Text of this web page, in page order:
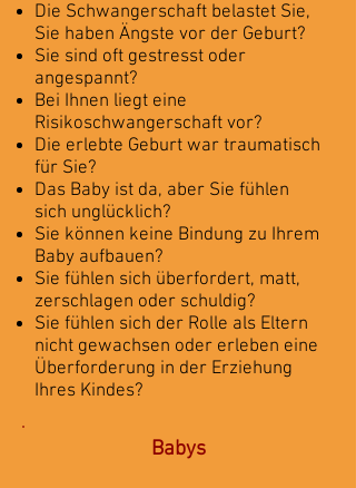
Die Schwangerschaft belastet Sie,
Sie haben Ängste vor der Geburt?
Sie sind oft gestresst oder
angespannt?
Bei Ihnen liegt eine
Risikoschwangerschaft vor?
Die erlebte Geburt war traumatisch
für Sie?
Das Baby ist da, aber Sie fühlen
sich unglücklich?
Sie können keine Bindung zu Ihrem
Baby aufbauen?
Sie fühlen sich überfordert, matt,
zerschlagen oder schuldig?
Sie fühlen sich der Rolle als Eltern
nicht gewachsen oder erleben eine
Überforderung in der Erziehung
Ihres Kindes?
Babys